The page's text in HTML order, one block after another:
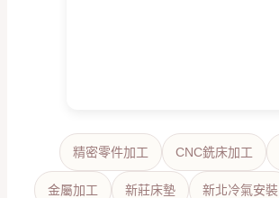
精密零件加工 CNC銑床加工
金屬加工 新莊床墊 新北冷氣安裝